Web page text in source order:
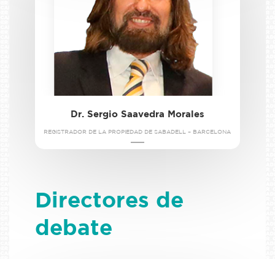
Dr. Sergio Saavedra Morales
REGISTRADOR DE LA PROPIEDAD DE SABADELL – BARCELONA
Directores de
debate